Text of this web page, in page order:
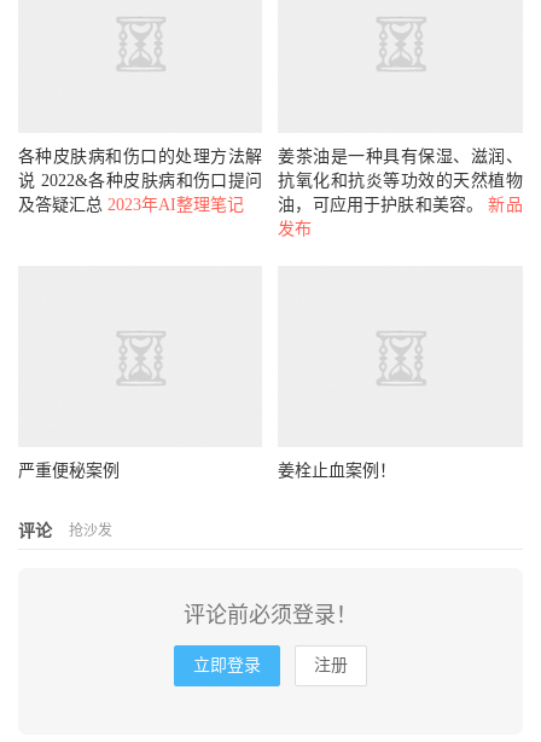
各种皮肤病和伤口的处理方法解
说 2022&各种皮肤病和伤口提问
及答疑汇总 2023年AI整理笔记
姜茶油是一种具有保湿、滋润、
抗氧化和抗炎等功效的天然植物
油，可应用于护肤和美容。新品
发布
严重便秘案例 姜栓止血案例！
评论 抢沙发
评论前必须登录！
立即登录 注册